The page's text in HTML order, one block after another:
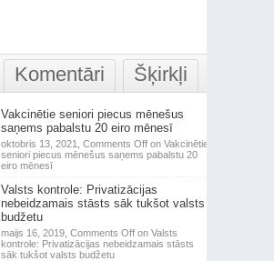
Komentāri Šķirkļi
Vakcinētie seniori piecus mēnešus
saņems pabalstu 20 eiro mēnesī
oktobris 13, 2021, Comments Offon Vakcinētie
seniori piecus mēnešus saņems pabalstu 20
eiro mēnesī
Valsts kontrole: Privatizācijas
nebeidzamais stāsts sāk tukšot valsts
budžetu
maijs 16, 2019, Comments Offon Valsts
kontrole: Privatizācijas nebeidzamais stāsts
sāk tukšot valsts budžetu